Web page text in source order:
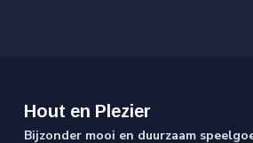
Hout en Plezier
Bijzonder mooi en duurzaam